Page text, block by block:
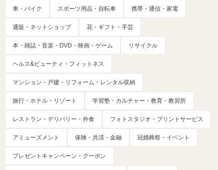
車・バイク スポーツ用品・自転車 携帯・通信・家電
通販・ネットショップ 花・ギフト・手芸
本・雑誌・音楽・DVD・映画・ゲーム リサイクル
ヘルス&ビューティ・フィットネス
マンション・戸建・リフォーム・レンタル収納
旅行・ホテル・リゾート 学習塾・カルチャー・教育・教習所
レストラン・デリバリー・外食 フォトスタジオ・プリントサービス
アミューズメント 保険・共済・金融 冠婚葬祭・イベント
プレゼントキャンペーン・クーポン